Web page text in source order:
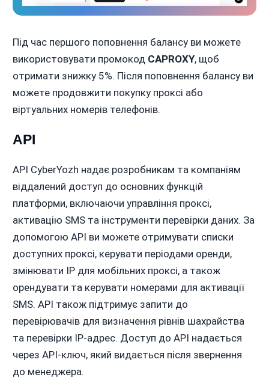
Під час першого поповнення балансу ви можете
використовувати промокод CAPROXY, щоб
отримати знижку 5%. Після поповнення балансу ви
можете продовжити покупку проксі або
віртуальних номерів телефонів.
API
API CyberYozh надає розробникам та компаніям
віддалений доступ до основних функцій
платформи, включаючи управління проксі,
активацію SMS та інструменти перевірки даних. За
допомогою API ви можете отримувати списки
доступних проксі, керувати періодами оренди,
змінювати IP для мобільних проксі, а також
орендувати та керувати номерами для активації
SMS. API також підтримує запити до
перевірювачів для визначення рівнів шахрайства
та перевірки IP-адрес. Доступ до API надається
через API-ключ, який видається після звернення
до менеджера.